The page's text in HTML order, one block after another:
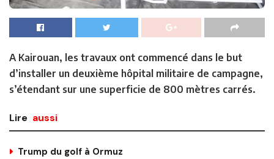
A Kairouan, les travaux ont commencé dans le but
d’installer un deuxième hôpital militaire de campagne,
s’étendant sur une superficie de 800 mètres carrés.
Lire aussi
Trump du golf à Ormuz